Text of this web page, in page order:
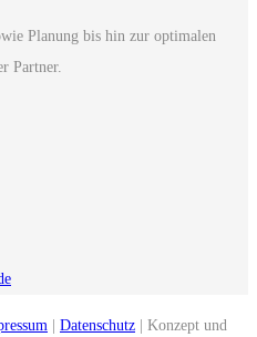
Planung bis hin zur optimalen
Partner.
Datenschutz | Konzept und